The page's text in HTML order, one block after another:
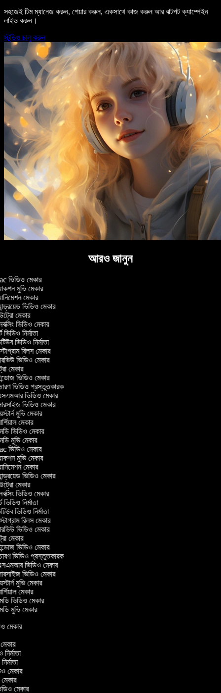
সহজেই টিম ম্যানেজ করুন, শেয়ার করুন, একসাথে কাজ করুন আর ঝটপট ক্যাম্পেইন
লাইভ করুন।
স্টুডিও চালু করুন
আরও জানুন
ভিডিও মেকার
মুভি মেকার
মেকার
ভিডিও মেকার
মেকার
ভিডিও মেকার
নির্মাতা
ভিডিও নির্মাতা
রিলস মেকার
ভিডিও মেকার
মেকার
ভিডিও মেকার
ভিডিও প্রস্তুতকারক
ভিডিও মেকার
ভিডিও মেকার
মুভি মেকার
মেকার
ভিডিও মেকার
মুভি মেকার
ভিডিও মেকার
মুভি মেকার
মেকার
ভিডিও মেকার
মেকার
ভিডিও মেকার
নির্মাতা
ভিডিও নির্মাতা
রিলস মেকার
ভিডিও মেকার
মেকার
ভিডিও মেকার
ভিডিও প্রস্তুতকারক
ভিডিও মেকার
ভিডিও মেকার
মুভি মেকার
মেকার
ভিডিও মেকার
মুভি মেকার
মেকার
নির্মাতা
মেকার
মেকার
মেকার